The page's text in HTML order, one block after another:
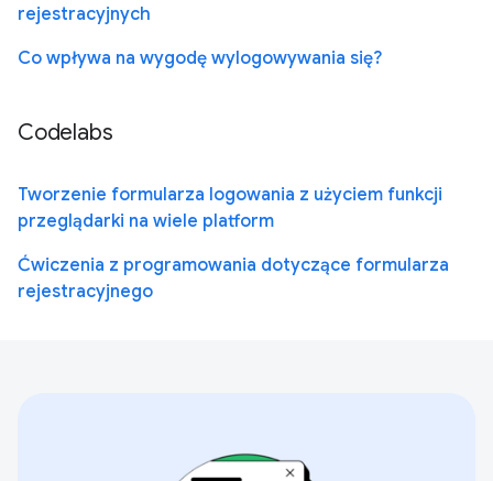
rejestracyjnych
Co wpływa na wygodę wylogowywania się?
Codelabs
Tworzenie formularza logowania z użyciem funkcji
przeglądarki na wiele platform
Ćwiczenia z programowania dotyczące formularza
rejestracyjnego